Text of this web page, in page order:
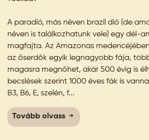
A paradió, más néven brazil dió (de
néven is találkozhatunk vele) egy dél-
magfajta. Az Amazonas
az őserdők egyik legnagyobb fája,
magasra megnőhet, akár 500 évig is
becslések szerint 1000 éves fák is
B3, B6, E, szelén, f...
Tovább olvass